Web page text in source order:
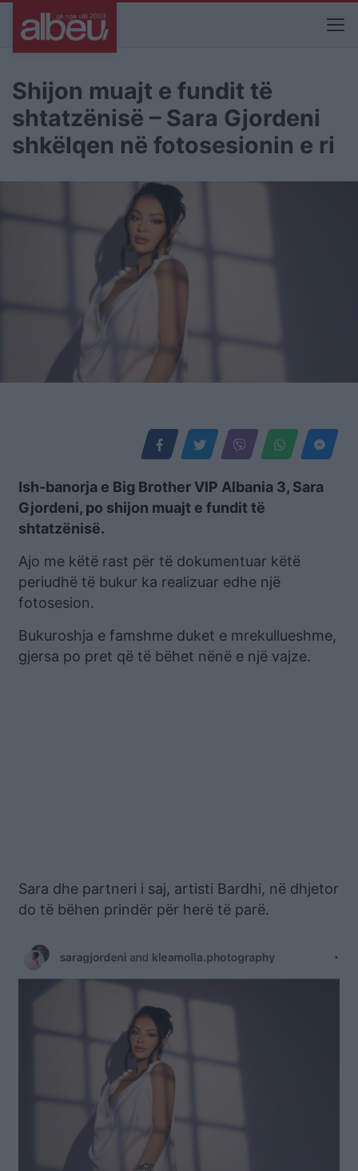
Shijon muajt e fundit të
shtatzënisë – Sara Gjordeni
shkëlqen në fotosesionin e ri
Ish-banorja e Big Brother VIP Albania 3, Sara
Gjordeni, po shijon muajt e fundit të
shtatzënisë.
Ajo me këtë rast për të dokumentuar këtë
periudhë të bukur ka realizuar edhe një
fotosesion.
Bukuroshja e famshme duket e mrekullueshme,
gjersa po pret që të bëhet nënë e një vajze.
Sara dhe partneri i saj, artisti Bardhi, në dhjetor
do të bëhen prindër për herë të parë.